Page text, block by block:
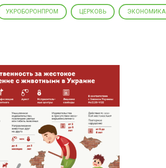
УКРОБОРОНПРОМ ЦЕРКОВЬ ЭКОНОМИКА